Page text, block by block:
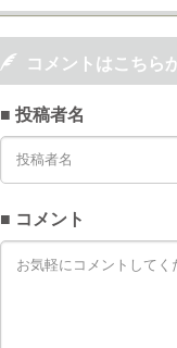
 コメントはこちら
■ 投稿者名
■ コメント